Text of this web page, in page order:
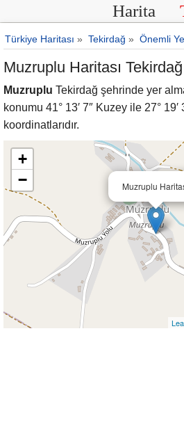
Harita
Türkiye Haritası » Tekirdağ » Önemli
Muzruplu Haritası Tekirdağ
Muzruplu Tekirdağ şehrinde yer
konumu 41° 13′ 7″ Kuzey ile 27°
koordinatlarıdır.
Muzruplu
+
−